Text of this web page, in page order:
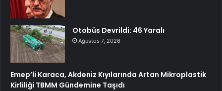
Otobüs Devrildi: 46 Yaralı
Ağustos 7, 2026
Emep’li Karaca, Akdeniz Kıyılarında Artan Mikroplastik
Kirliliği TBMM Gündemine Taşıdı